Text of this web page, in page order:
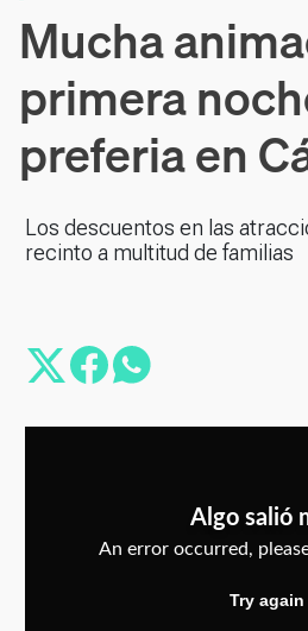
Mucha
primera
preferia en
Los descuentos en las
recinto a multitud de familias